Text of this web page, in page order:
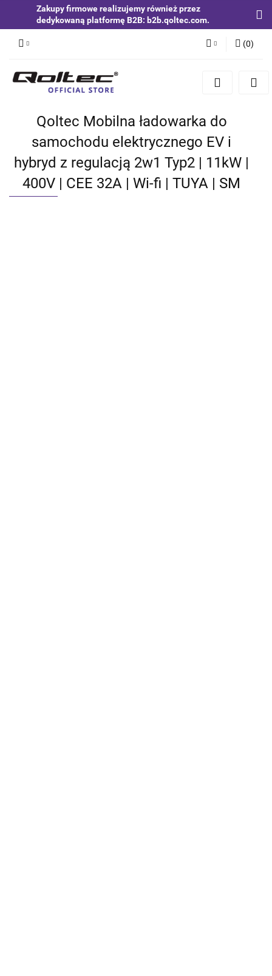
Zakupy firmowe realizujemy również przez
dedykowaną platformę B2B: b2b.qoltec.com.
Zaloguj się
Zgody cookies
(0)
Qoltec Mobilna ładowarka do
samochodu elektrycznego EV i
hybryd z regulacją 2w1 Typ2 | 11kW |
400V | CEE 32A | Wi-fi | TUYA | SM